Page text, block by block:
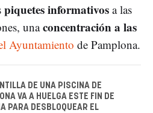
piquetes informativos a las
unaconcentración a las
Ayuntamiento de Pamplona.
DE UNA PISCINA DE
VA A HUELGA ESTE FIN DE
PARA DESBLOQUEAR EL